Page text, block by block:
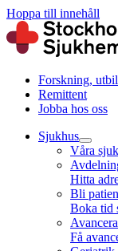
Hoppa till innehåll
Forskning,
Remittent
Jobba hos oss
Sjukhus
Våra
Hitta
Bli
Boka tid
Få